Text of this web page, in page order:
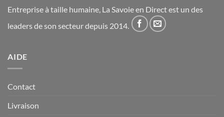
Entreprise à taille humaine, La Savoie en Direct est un des
leaders de son secteur depuis 2014.
AIDE
Contact
Livraison